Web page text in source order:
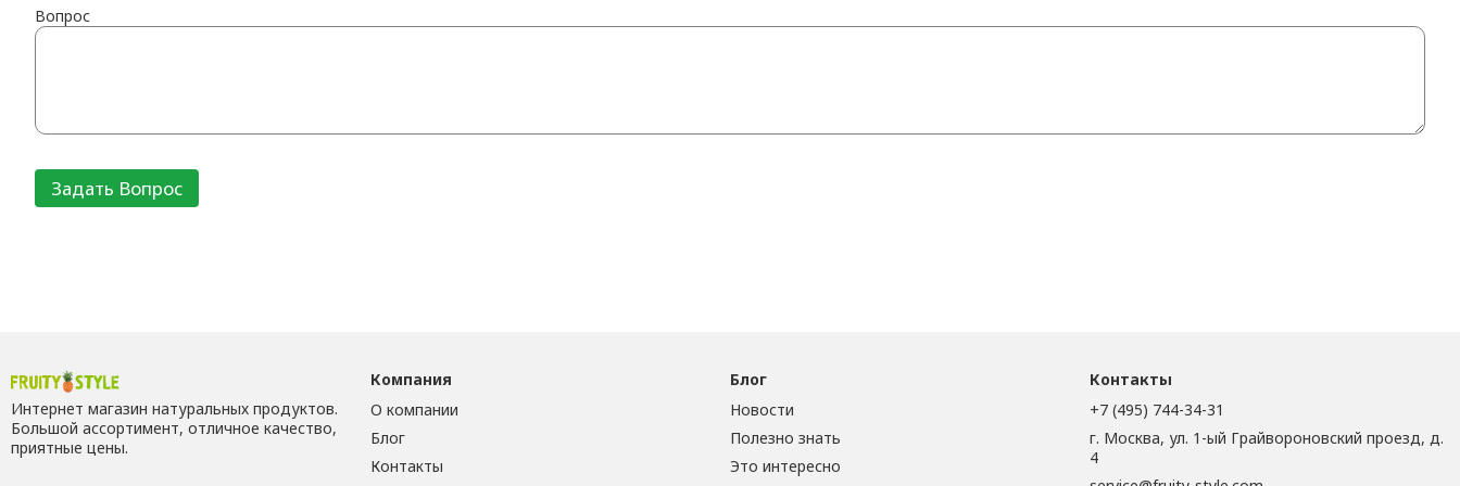
Вопрос
Интернет магазин натуральных продуктов.
Большой ассортимент, отличное качество,
приятные цены.
Компания
О компании
Блог
Контакты
Блог
Новости
Полезно знать
Это интересно
Контакты
+7 (495) 744-34-31
г. Москва, ул. 1-ый Грайвороновский проезд, д.
4